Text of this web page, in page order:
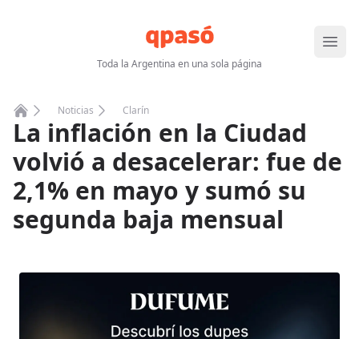
Toda la Argentina en una sola página
Abrir
Home
Noticias Clarín
La inflación en la Ciudad
volvió a desacelerar: fue de
2,1% en mayo y sumó su
segunda baja mensual